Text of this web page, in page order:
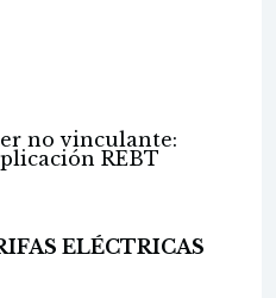
no vinculante:
REBT
ELÉCTRICAS